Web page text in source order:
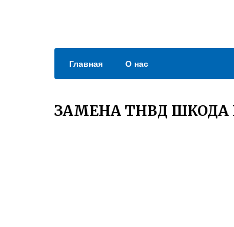
Главная О нас
ЗАМЕНА ТНВД ШКОДА